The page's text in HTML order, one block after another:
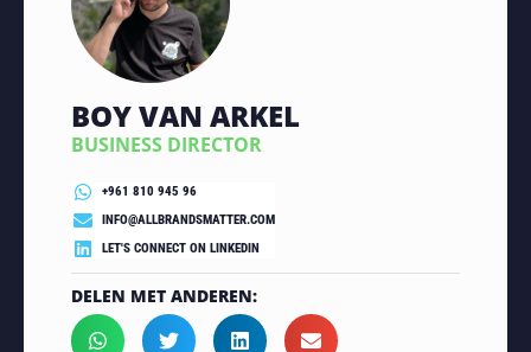
BOY VAN ARKEL
BUSINESS DIRECTOR
+961 810 945 96
INFO@ALLBRANDSMATTER.COM
LET'S CONNECT ON LINKEDIN
DELEN MET ANDEREN: